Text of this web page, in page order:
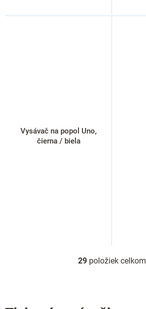
Vysávač na popol Uno,
čierna / biela
O
29 položiek celkom